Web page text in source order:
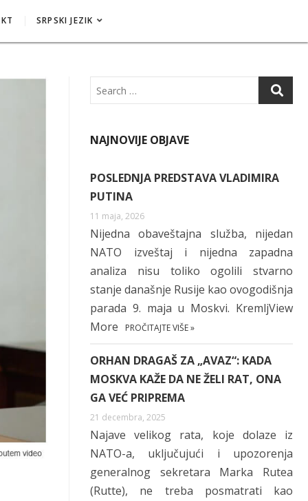
SRPSKI JEZIK
Search
NAJNOVIJE OBJAVE
POSLEDNJA PREDSTAVA VLADIMIRA
PUTINA
11 maja, 2026
Nijedna obaveštajna služba, nijedan
NATO izveštaj i nijedna zapadna
analiza nisu toliko ogolili stvarno
stanje današnje Rusije kao ovogodišnja
parada 9. maja u Moskvi. KremljView
More
PROČITAJTE VIŠE »
ORHAN DRAGAŠ ZA „AVAZ“: KADA
MOSKVA KAŽE DA NE ŽELI RAT, ONA
GA VEĆ PRIPREMA
21 decembra, 2025
Najave velikog rata, koje dolaze iz
NATO-a, uključujući i upozorenja
generalnog sekretara Marka Rutea
(Rutte), ne treba posmatrati kao